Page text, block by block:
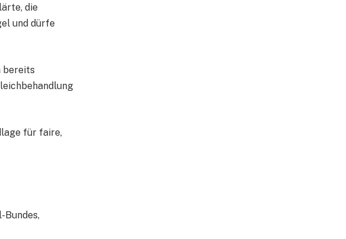
die
und dürfe
bereits
für faire,
Bundes,